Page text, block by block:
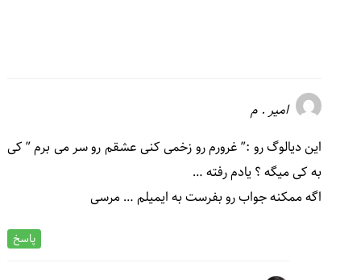
امیر . م
این دیالوگ رو :” غرورم رو زخمی کنی عشقم رو سر می برم ” کی
به کی میگه ؟ یادم رفته …
اگه ممکنه جواب رو بفرست به ایمیلم … مرسی
پاسخ